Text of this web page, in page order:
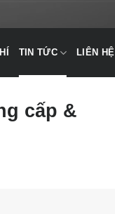
TIN TỨC LIÊN HỆ
cấp &